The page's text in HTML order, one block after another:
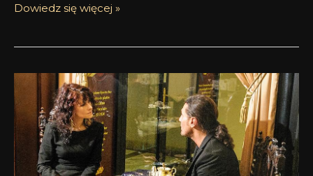
Dowiedz się więcej »
Nie
boję
się
niczego